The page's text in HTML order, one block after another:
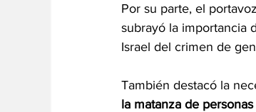
Por su parte, el
subrayó la importancia
Israel del crimen de
También destacó la
la matanza de